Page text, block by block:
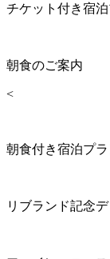
チケット付き宿
朝食のご案内
<
朝食付き宿泊プラ
リブランド記念